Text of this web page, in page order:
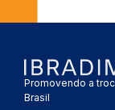
Promovendo a
Brasil